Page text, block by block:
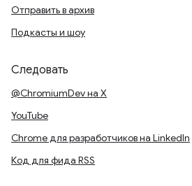
Отправить в архив
Подкасты и шоу
Следовать
@ChromiumDev на X
YouTube
Chrome для разработчиков на LinkedIn
Код для фида RSS